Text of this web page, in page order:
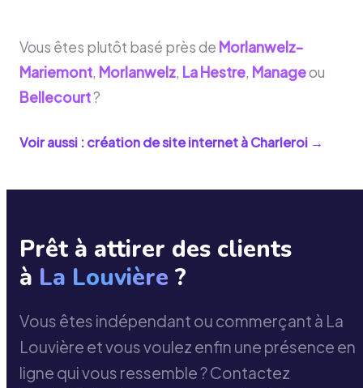
Vous êtes plutôt basé près de Morlanwelz-
Mariemont, Morlanwelz, La Hestre, Manageou
Bellecourt?
Voir aussi : création de site internet àCharleroi →
Prêt à attirer des clients
à La Louvière ?
Vous êtes indépendant ou commerçant à La
Louvière et vous voulez enfin une présence en
ligne qui vous ressemble ? Contactez